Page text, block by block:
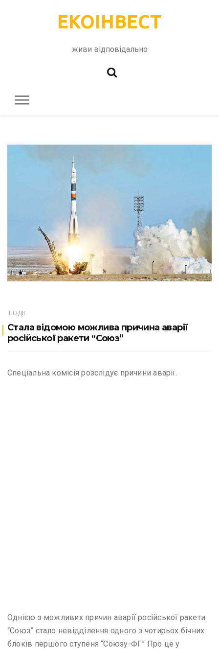
ЕКОІНВЕСТ
живи відповідально
ПОДІЇ
Стала відомою можлива причина аварії
російської ракети “Союз”
Спеціальна комісія розслідує причини аварії.
Однією з можливих причин аварії російської ракети
“Союз” стало невідділення одного з чотирьох бічних
блоків першого ступеня “Союзу-ФГ” Про це у